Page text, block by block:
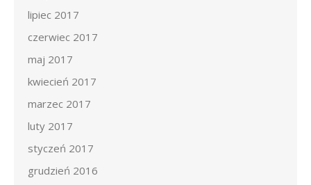
lipiec 2017
czerwiec 2017
maj 2017
kwiecień 2017
marzec 2017
luty 2017
styczeń 2017
grudzień 2016